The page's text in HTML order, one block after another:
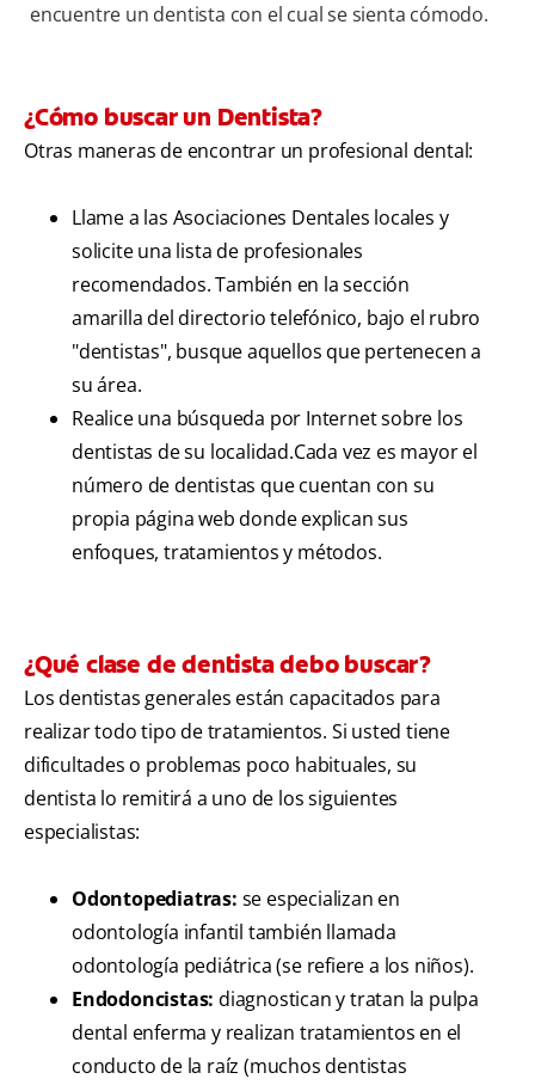
encuentre un dentista con el cual se sienta cómodo.
¿Cómo buscar un Dentista?
Otras maneras de encontrar un profesional dental:
Llame a las Asociaciones Dentales locales y
solicite una lista de profesionales
recomendados. También en la sección
amarilla del directorio telefónico, bajo el rubro
"dentistas", busque aquellos que pertenecen a
su área.
Realice una búsqueda por Internet sobre los
dentistas de su localidad.Cada vez es mayor el
número de dentistas que cuentan con su
propia página web donde explican sus
enfoques, tratamientos y métodos.
¿Qué clase de dentista debo buscar?
Los dentistas generales están capacitados para
realizar todo tipo de tratamientos. Si usted tiene
dificultades o problemas poco habituales, su
dentista lo remitirá a uno de los siguientes
especialistas:
Odontopediatras: se especializan en
odontología infantil también llamada
odontología pediátrica (se refiere a los niños).
Endodoncistas: diagnostican y tratan la pulpa
dental enferma y realizan tratamientos en el
conducto de la raíz (muchos dentistas